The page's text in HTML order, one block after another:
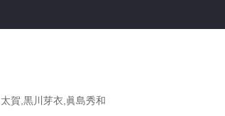
賀,黒川芽衣,眞島秀和